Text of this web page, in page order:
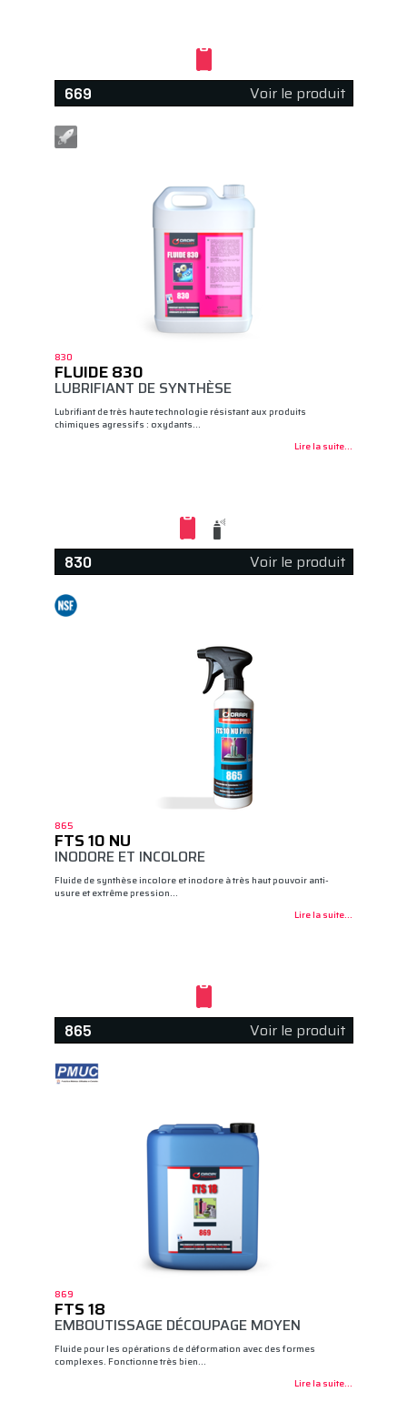
669 Voir le produit
830
FLUIDE 830
LUBRIFIANT DE SYNTHÈSE
Lubrifiant de très haute technologie résistant aux produits
chimiques agressifs : oxydants…
Lire la suite...
830 Voir le produit
865
FTS 10 NU
INODORE ET INCOLORE
Fluide de synthèse incolore et inodore à très haut pouvoir anti-
usure et extrême pression…
Lire la suite...
865 Voir le produit
869
FTS 18
EMBOUTISSAGE DÉCOUPAGE MOYEN
Fluide pour les opérations de déformation avec des formes
complexes. Fonctionne très bien…
Lire la suite...